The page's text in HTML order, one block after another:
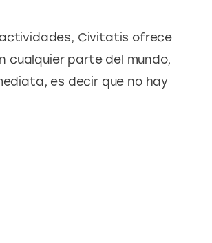
Civitatis ofrece
cualquier parte del mundo,
es decir que no hay